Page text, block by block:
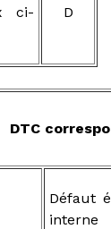
ci-
D
DTC
Défaut
interne